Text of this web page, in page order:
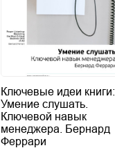
Ключевые идеи книги:
Умение слушать.
Ключевой навык
менеджера. Бернард
Феррари